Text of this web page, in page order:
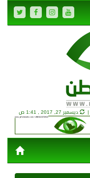
ديسمبر 27, 2017 , 1:41 ص